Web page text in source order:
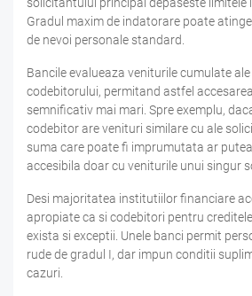
solicitantului principal depaseste limitele
Gradul maxim de indatorare poate
de nevoi personale standard.
Bancile evalueaza veniturile cumulate
codebitorului, permitand astfel
semnificativ mai mari. Spre exemplu,
codebitor are venituri similare cu ale
suma care poate fi imprumutata ar
accesibila doar cu veniturile unui singur
Desi majoritatea institutiilor financiare
apropiate ca si codebitori pentru
exista si exceptii. Unele banci permit
rude de gradul I, dar impun conditii
cazuri.